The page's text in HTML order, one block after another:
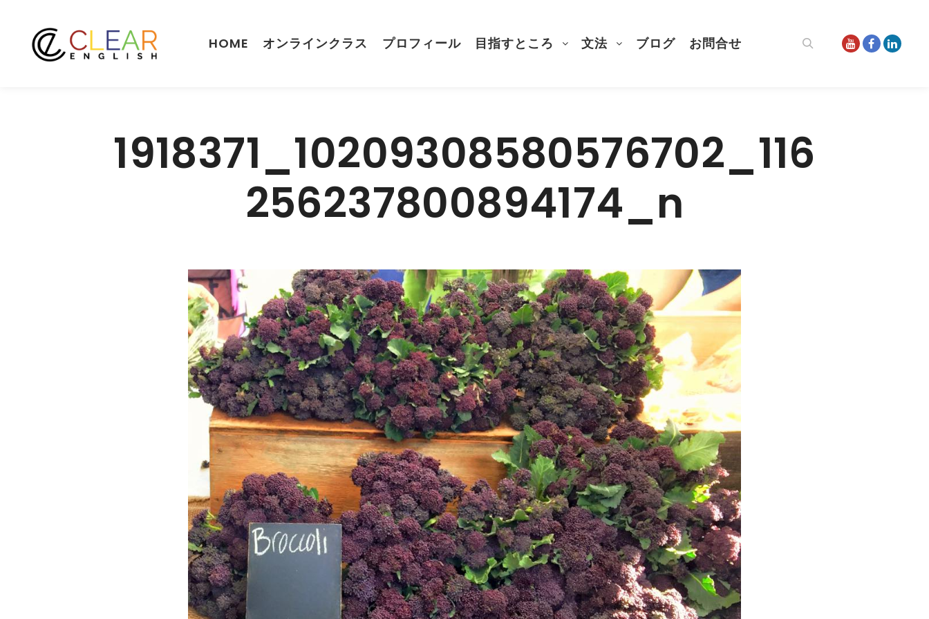
HOME オンラインクラス プロフィール 目指すところ 文法 ブログ お問合せ
1918371_10209308580576702_116
256237800894174_n